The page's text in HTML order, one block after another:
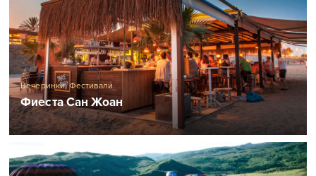
Вечеринки,Фестивали
Фиеста Сан Жоан